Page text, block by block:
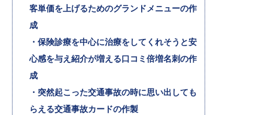
客単価を上げるためのグランドメニューの作
成
・保険診療を中心に治療をしてくれそうと安
心感を与え紹介が増える口コミ倍増名刺の作
成
・突然起こった交通事故の時に思い出しても
らえる交通事故カードの作製